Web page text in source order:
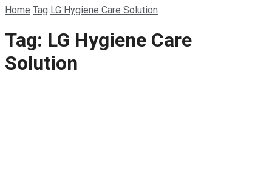
Home Tag LG Hygiene Care Solution
Tag: LG Hygiene Care
Solution